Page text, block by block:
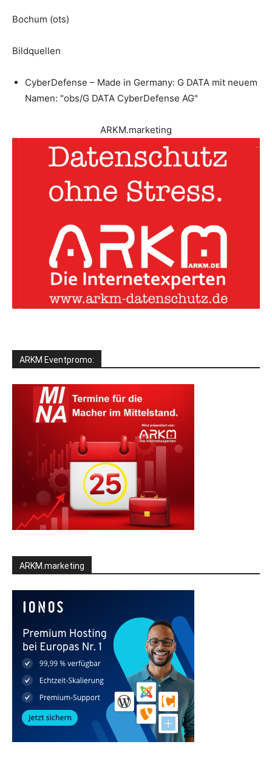
Bochum (ots)
Bildquellen
CyberDefense – Made in Germany: G DATA mit neuem
Namen: "obs/G DATA CyberDefense AG"
ARKM.marketing
ARKM Eventpromo:
ARKM.marketing